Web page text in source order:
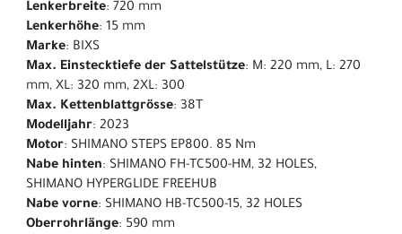
Lenkerbreite: 720 mm
Lenkerhöhe: 15 mm
Marke: BIXS
Max. Einstecktiefe der Sattelstütze: M: 220 mm, L: 270
mm, XL: 320 mm, 2XL: 300
Max. Kettenblattgrösse: 38T
Modelljahr: 2023
Motor: SHIMANO STEPS EP800. 85 Nm
Nabe hinten: SHIMANO FH-TC500-HM, 32 HOLES,
SHIMANO HYPERGLIDE FREEHUB
Nabe vorne: SHIMANO HB-TC500-15, 32 HOLES
Oberrohrlänge: 590 mm